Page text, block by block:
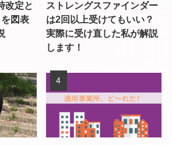
改定と
図表
ストレングスファインダー
は2回以上受けてもいい？
実際に受け直した私が解説
します！